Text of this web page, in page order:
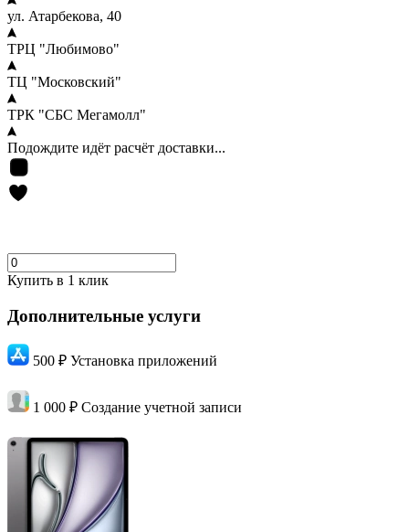
ул. Атарбекова, 40
ТРЦ "Любимово"
ТЦ "Московский"
ТРК "СБС Мегамолл"
Подождите идёт расчёт доставки...
Купить в 1 клик
Дополнительные услуги
500 ₽ Установка приложений
1 000 ₽ Создание учетной записи